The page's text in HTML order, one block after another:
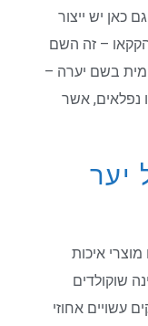
יש ייצור
– זה השם
בשם יערה –
אשר
איכות
שוקולדים
אחוזי